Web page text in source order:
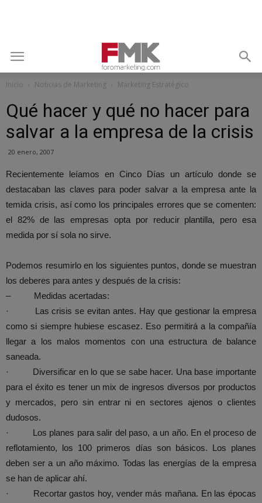
Inicio Noticias de Marketing Marketing Estratégico
Qué hacer y qué no hacer para
salvar a la empresa de la crisis
20 enero, 2007
Recientemente leíamos en Cinco Días un artículo donde se
destacaban las claves para poder salvar a la empresa ante la
temida crisis, así como los principales errores que se comenten:
el 82% de las empresas opta por reducir plantilla, pero esa
medida por sí sola no sirve.
Podemos resumirlo en los siguientes puntos, donde se muestran
los deberes para antes y después de la crisis:
– Medidas acertadas:
· Las crisis se evitan antes. Hay que gestionar la empresa
como si siempre hubiese escasez. Eso permitirá a la compañía
llegar a los malos momentos con una estructura de balance
saneada.
· Diversificar en lo que se sabe hacer. Una base importante
para el éxito es tener un mix de ingresos diversos por productos
y mercados, pero sin entrar ni en sectores ajenos o clientes
dudosos.
· Los planes para salir del paso, a un año. En el proceso de
reflotamiento, los 100 primeros días son básicos. Los planes
deben ser a un año máximo. Todas las energías de la empresa
se han de aplicar ahí.
· Recortar gastos hoy, vender más mañana. En las épocas